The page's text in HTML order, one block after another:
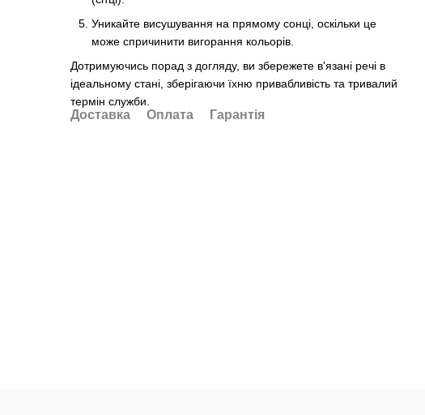
Уникайте висушування на прямому сонці, оскільки це
може спричинити вигорання кольорів.
Дотримуючись порад з догляду, ви збережете в'язані речі в
ідеальному стані, зберігаючи їхню привабливість та тривалий
термін служби.
Доставка Оплата Гарантія